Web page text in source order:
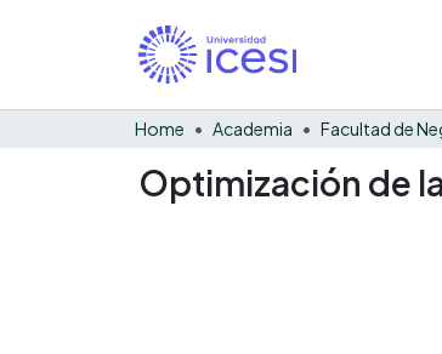
Home Academia
Optimización de